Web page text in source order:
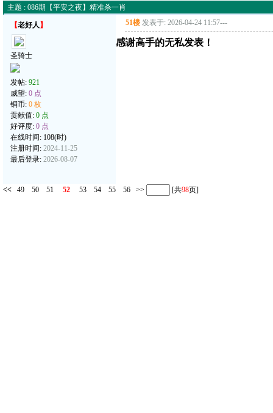
主题 : 086期【平安之夜】精准杀一肖
【老好人 】
圣骑士
发帖: 921
威望: 0 点
铜币: 0 枚
贡献值: 0 点
好评度: 0 点
在线时间: 108(时)
注册时间: 2024-11-25
最后登录: 2026-08-07
51楼 发表于: 2026-04-24 11:57---
感谢高手的无私发表！
<< 49 50 51 52 53 54 55 56 >> [共98页]